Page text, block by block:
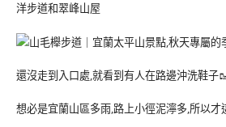
洋步道和翠峰山屋
還沒走到入口處,就看到有人在路邊沖洗鞋子
想必是宜蘭山區多雨,路上小徑泥濘多,所以才